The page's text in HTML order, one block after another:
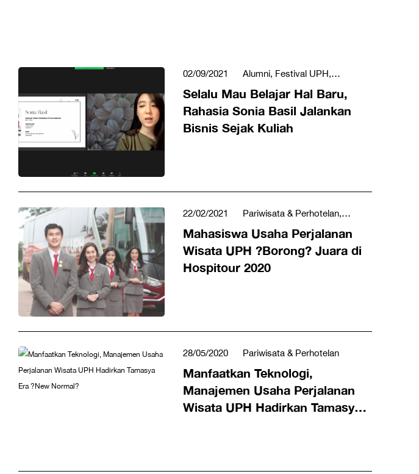
02/09/2021
Selalu Mau Belajar Hal Baru,
Rahasia Sonia Basil Jalankan
Bisnis Sejak Kuliah
22/02/2021
Mahasiswa Usaha Perjalanan
Wisata UPH ?Borong? Juara di
Hospitour 2020
28/05/2020 Pariwisata & Perhotelan
Manfaatkan Teknologi,
Manajemen Usaha Perjalanan
Wisata UPH Hadirkan Tamasya